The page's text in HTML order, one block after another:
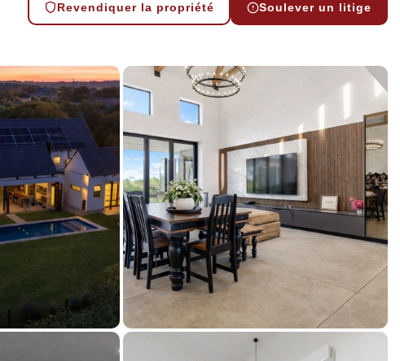
Revendiquer la propriété Soulever un litige